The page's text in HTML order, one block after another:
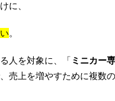
に、
。
人を対象に、「 ミニカー
売上を増やすために複数